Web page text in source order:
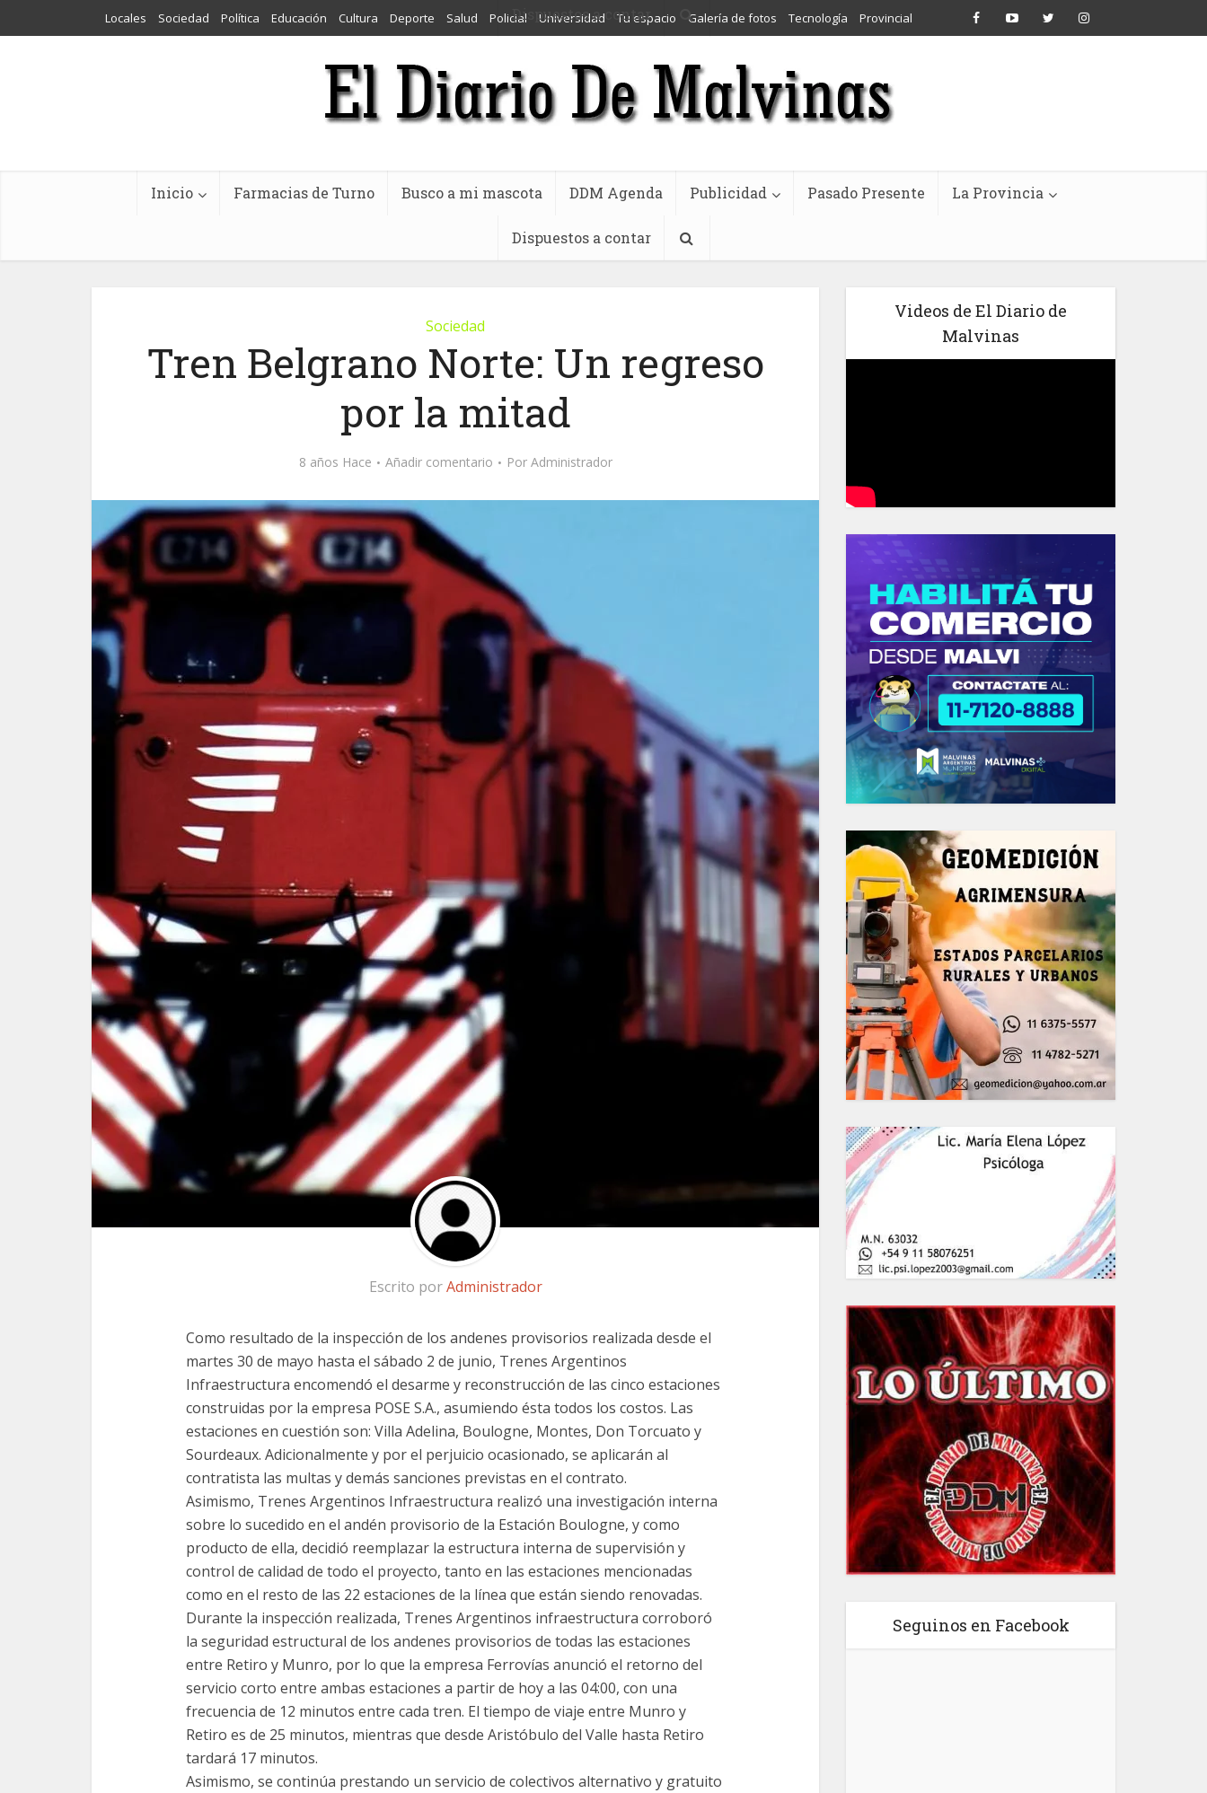
Dispuestos a contar
Locales Sociedad Política Educación Cultura Deporte Salud Policial Universidad Tu espacio Galería de fotos Tecnología Provincial
Inicio Farmacias de Turno Busco a mi mascota DDM Agenda Publicidad Pasado Presente La Provincia
Dispuestos a contar
Sociedad
Tren Belgrano Norte: Un regreso
por la mitad
8 años Hace Añadir comentario Por Administrador
Escrito porAdministrador
Como resultado de la inspección de los andenes provisorios realizada desde el
martes 30 de mayo hasta el sábado 2 de junio, Trenes Argentinos
Infraestructura encomendó el desarme y reconstrucción de las cinco estaciones
construidas por la empresa POSE S.A., asumiendo ésta todos los costos. Las
estaciones en cuestión son: Villa Adelina, Boulogne, Montes, Don Torcuato y
Sourdeaux. Adicionalmente y por el perjuicio ocasionado, se aplicarán al
contratista las multas y demás sanciones previstas en el contrato.
Asimismo, Trenes Argentinos Infraestructura realizó una investigación interna
sobre lo sucedido en el andén provisorio de la Estación Boulogne, y como
producto de ella, decidió reemplazar la estructura interna de supervisión y
control de calidad de todo el proyecto, tanto en las estaciones mencionadas
como en el resto de las 22 estaciones de la línea que están siendo renovadas.
Durante la inspección realizada, Trenes Argentinos infraestructura corroboró
la seguridad estructural de los andenes provisorios de todas las estaciones
entre Retiro y Munro, por lo que la empresa Ferrovías anunció el retorno del
servicio corto entre ambas estaciones a partir de hoy a las 04:00, con una
frecuencia de 12 minutos entre cada tren. El tiempo de viaje entre Munro y
Retiro es de 25 minutos, mientras que desde Aristóbulo del Valle hasta Retiro
tardará 17 minutos.
Asimismo, se continúa prestando un servicio de colectivos alternativo y gratuito
Videos de El Diario de
Malvinas
Seguinos en Facebook